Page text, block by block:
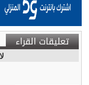
تعليقات القراء